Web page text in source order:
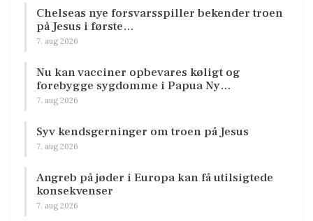
Chelseas nye forsvarsspiller bekender troen
på Jesus i første…
7. aug 2026
Nu kan vacciner opbevares køligt og
forebygge sygdomme i Papua Ny…
7. aug 2026
Syv kendsgerninger om troen på Jesus
7. aug 2026
Angreb på jøder i Europa kan få utilsigtede
konsekvenser
7. aug 2026